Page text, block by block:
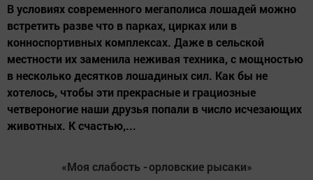
В условиях современного мегаполиса лошадей можно
встретить разве что в парках, цирках или в
конноспортивных комплексах. Даже в сельской
местности их заменила неживая техника, с мощностью
в несколько десятков лошадиных сил. Как бы не
хотелось, чтобы эти прекрасные и грациозные
четвероногие наши друзья попали в число исчезающих
животных. К счастью,...
«Моя слабость -орловские рысаки»